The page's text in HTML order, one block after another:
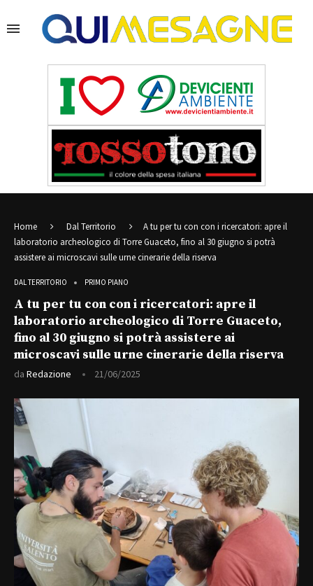
Home Dal Territorio
A tu per tu con con i ricercatori: apre il
laboratorio archeologico di Torre Guaceto, fino al 30 giugno si potrà
assistere ai microscavi sulle urne cinerarie della riserva
DAL TERRITORIO PRIMO PIANO
A tu per tu con con i ricercatori: apre il
laboratorio archeologico di Torre Guaceto,
fino al 30 giugno si potrà assistere ai
microscavi sulle urne cinerarie della riserva
da Redazione 21/06/2025